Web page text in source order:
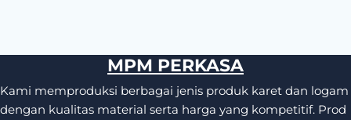
MPM PERKASA
Kami memproduksi berbagai jenis produk karet dan logam
dengan kualitas material serta harga yang kompetitif. Prod